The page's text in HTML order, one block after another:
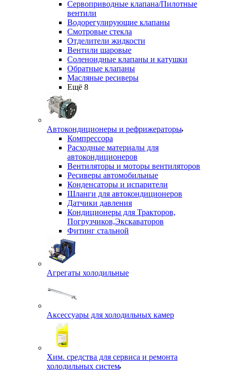
Сервоприводные клапана/Пилотные
вентили
Водорегулирующие клапаны
Смотровые стекла
Отделители жидкости
Вентили шаровые
Соленоидные клапаны и катушки
Обратные клапаны
Масляные ресиверы
Ещё 8
Автокондиционеры и рефрижераторы
Компрессора
Расходные материалы для
автокондиционеров
Вентиляторы и моторы вентиляторов
Ресиверы автомобильные
Конденсаторы и испарители
Шланги для автокондиционеров
Датчики давления
Кондиционеры для Тракторов,
Погрузчиков,Экскаваторов
Фитинг стальной
Агрегаты холодильные
Аксессуары для холодильных камер
Хим. средства для сервиса и ремонта
холодильных систем